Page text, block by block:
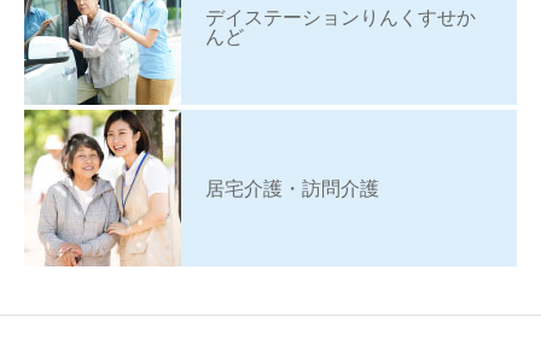
デイステーションりんくすせか
んど
居宅介護・訪問介護